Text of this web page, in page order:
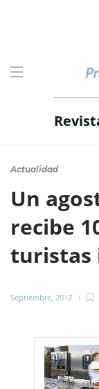
Actualidad
Un
recibe
turistas
Septiembre, 2017